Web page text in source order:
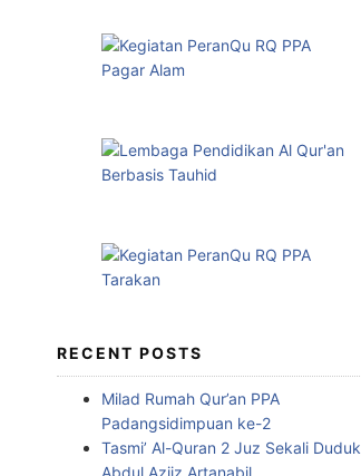
RECENT POSTS
Milad Rumah Qur’an PPA
Padangsidimpuan ke-2
Tasmi’ Al-Quran 2 Juz Sekali Duduk
Abdul Aziiz Artanabil